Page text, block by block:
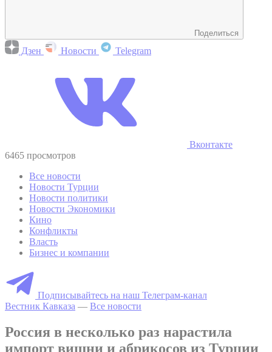
Поделиться
Дзен Новости Telegram
Вконтакте
6465 просмотров
Все новости
Новости Турции
Новости политики
Новости Экономики
Кино
Конфликты
Власть
Бизнес и компании
Подписывайтесь на наш Телеграм-канал
Вестник Кавказа — Все новости
Россия в несколько раз нарастила
импорт вишни и абрикосов из Турции